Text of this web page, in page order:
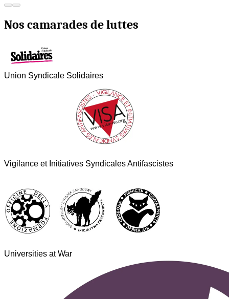
Nos camarades de luttes
Union Syndicale Solidaires
Vigilance et Initiatives Syndicales Antifascistes
Universities at War